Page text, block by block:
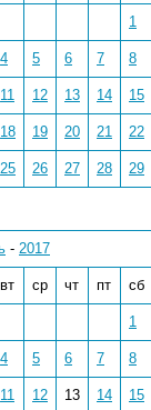
1
4 5 6 7 8
11 12 13 14 15
18 19 20 21 22
25 26 27 28 29
- 2017
вт ср чт пт сб
1
4 5 6 7 8
11 12 13 14 15